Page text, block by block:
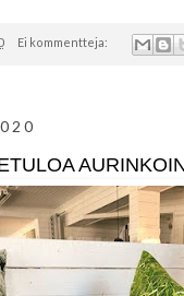
Ei kommentteja: